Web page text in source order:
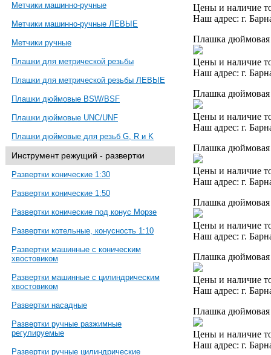
Метчики машинно-ручные
Метчики машинно-ручные ЛЕВЫЕ
Метчики ручные
Плашки для метрической резьбы
Плашки для метрической резьбы ЛЕВЫЕ
Плашки дюймовые BSW/BSF
Плашки дюймовые UNC/UNF
Плашки дюймовые для резьб G, R и K
Инструмент режущий - развертки
Развертки конические 1:30
Развертки конические 1:50
Развертки конические под конус Морзе
Развертки котельные, конусность 1:10
Развертки машинные с коническим
хвостовиком
Развертки машинные с цилиндрическим
хвостовиком
Развертки насадные
Развертки ручные разжимные
регулируемые
Развертки ручные цилиндрические
Цены и наличие
Наш адрес: г.
Плашка
Цены и наличие
Наш адрес: г.
Плашка
Цены и наличие
Наш адрес: г.
Плашка
Цены и наличие
Наш адрес: г.
Плашка
Цены и наличие
Наш адрес: г.
Плашка
Цены и наличие
Наш адрес: г.
Плашка
Цены и наличие
Наш адрес: г.